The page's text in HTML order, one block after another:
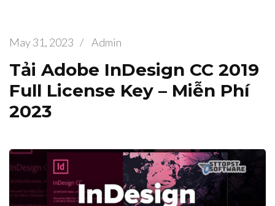
May 31, 2023 / Admin
Tải Adobe InDesign CC 2019
Full License Key – Miễn Phí
2023